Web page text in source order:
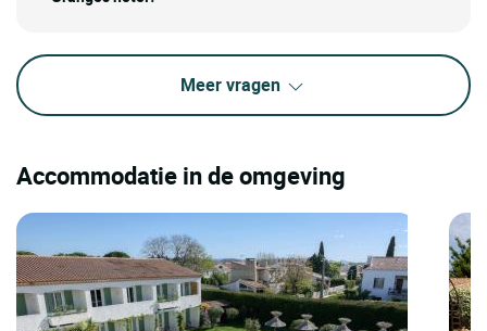
Meer vragen
Accommodatie in de omgeving